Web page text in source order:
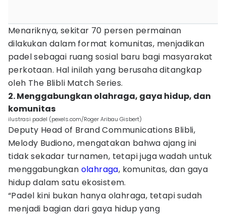
Menariknya, sekitar 70 persen permainan
dilakukan dalam format komunitas, menjadikan
padel sebagai ruang sosial baru bagi masyarakat
perkotaan. Hal inilah yang berusaha ditangkap
oleh The Blibli Match Series.
2. Menggabungkan olahraga, gaya hidup, dan
komunitas
ilustrasi padel (pexels.com/Roger Aribau Gisbert)
Deputy Head of Brand Communications Blibli,
Melody Budiono, mengatakan bahwa ajang ini
tidak sekadar turnamen, tetapi juga wadah untuk
menggabungkan olahraga, komunitas, dan gaya
hidup dalam satu ekosistem.
“Padel kini bukan hanya olahraga, tetapi sudah
menjadi bagian dari gaya hidup yang